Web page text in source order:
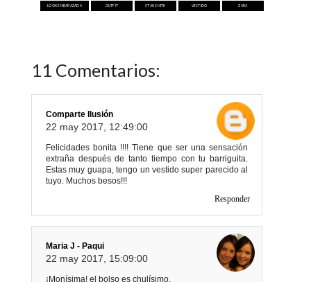
LOOK EMBARAZADA OUTFIT STAN SMITH VESTIDO ZARA
11 Comentarios:
Comparte Ilusión
22 may 2017, 12:49:00
Felicidades bonita !!!! Tiene que ser una sensación
extraña después de tanto tiempo con tu barriguita.
Estas muy guapa, tengo un vestido super parecido al
tuyo. Muchos besos!!!
Responder
Maria J - Paqui
22 may 2017, 15:09:00
¡Monísima! el bolso es chulísimo.